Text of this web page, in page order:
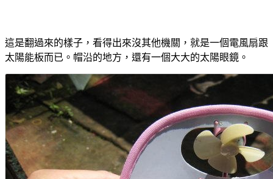
這是翻過來的樣子，看得出來沒其他機關，就是一個電風扇跟
太陽能板而已。帽沿的地方，還有一個大大的太陽眼鏡。